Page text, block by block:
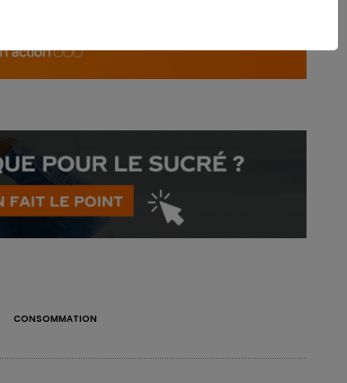
CONSOMMATION